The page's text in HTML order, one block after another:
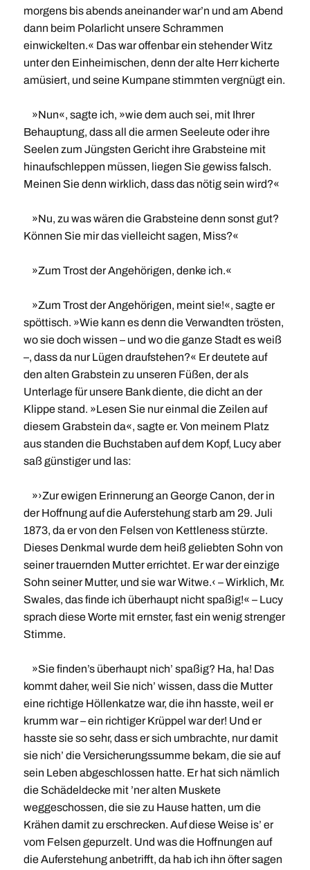
morgens bis abends aneinander war’n und am Abend
dann beim Polarlicht unsere Schrammen
einwickelten.« Das war offenbar ein stehender Witz
unter den Einheimischen, denn der alte Herr kicherte
amüsiert, und seine Kumpane stimmten vergnügt ein.
»Nun«, sagte ich, »wie dem auch sei, mit Ihrer
Behauptung, dass all die armen Seeleute oder ihre
Seelen zum Jüngsten Gericht ihre Grabsteine mit
hinaufschleppen müssen, liegen Sie gewiss falsch.
Meinen Sie denn wirklich, dass das nötig sein wird?«
»Nu, zu was wären die Grabsteine denn sonst gut?
Können Sie mir das vielleicht sagen, Miss?«
»Zum Trost der Angehörigen, denke ich.«
»Zum Trost der Angehörigen, meint sie!«, sagte er
spöttisch. »Wie kann es denn die Verwandten trösten,
wo sie doch wissen – und wo die ganze Stadt es weiß
–, dass da nur Lügen draufstehen?« Er deutete auf
den alten Grabstein zu unseren Füßen, der als
Unterlage für unsere Bank diente, die dicht an der
Klippe stand. »Lesen Sie nur einmal die Zeilen auf
diesem Grabstein da«, sagte er. Von meinem Platz
aus standen die Buchstaben auf dem Kopf, Lucy aber
saß günstiger und las:
»›Zur ewigen Erinnerung an George Canon, der in
der Hoffnung auf die Auferstehung starb am 29. Juli
1873, da er von den Felsen von Kettleness stürzte.
Dieses Denkmal wurde dem heiß geliebten Sohn von
seiner trauernden Mutter errichtet. Er war der einzige
Sohn seiner Mutter, und sie war Witwe.‹ – Wirklich, Mr.
Swales, das finde ich überhaupt nicht spaßig!« – Lucy
sprach diese Worte mit ernster, fast ein wenig strenger
Stimme.
»Sie finden’s überhaupt nich’ spaßig? Ha, ha! Das
kommt daher, weil Sie nich’ wissen, dass die Mutter
eine richtige Höllenkatze war, die ihn hasste, weil er
krumm war – ein richtiger Krüppel war der! Und er
hasste sie so sehr, dass er sich umbrachte, nur damit
sie nich’ die Versicherungssumme bekam, die sie auf
sein Leben abgeschlossen hatte. Er hat sich nämlich
die Schädeldecke mit ’ner alten Muskete
weggeschossen, die sie zu Hause hatten, um die
Krähen damit zu erschrecken. Auf diese Weise is’ er
vom Felsen gepurzelt. Und was die Hoffnungen auf
die Auferstehung anbetrifft, da hab ich ihn öfter sagen